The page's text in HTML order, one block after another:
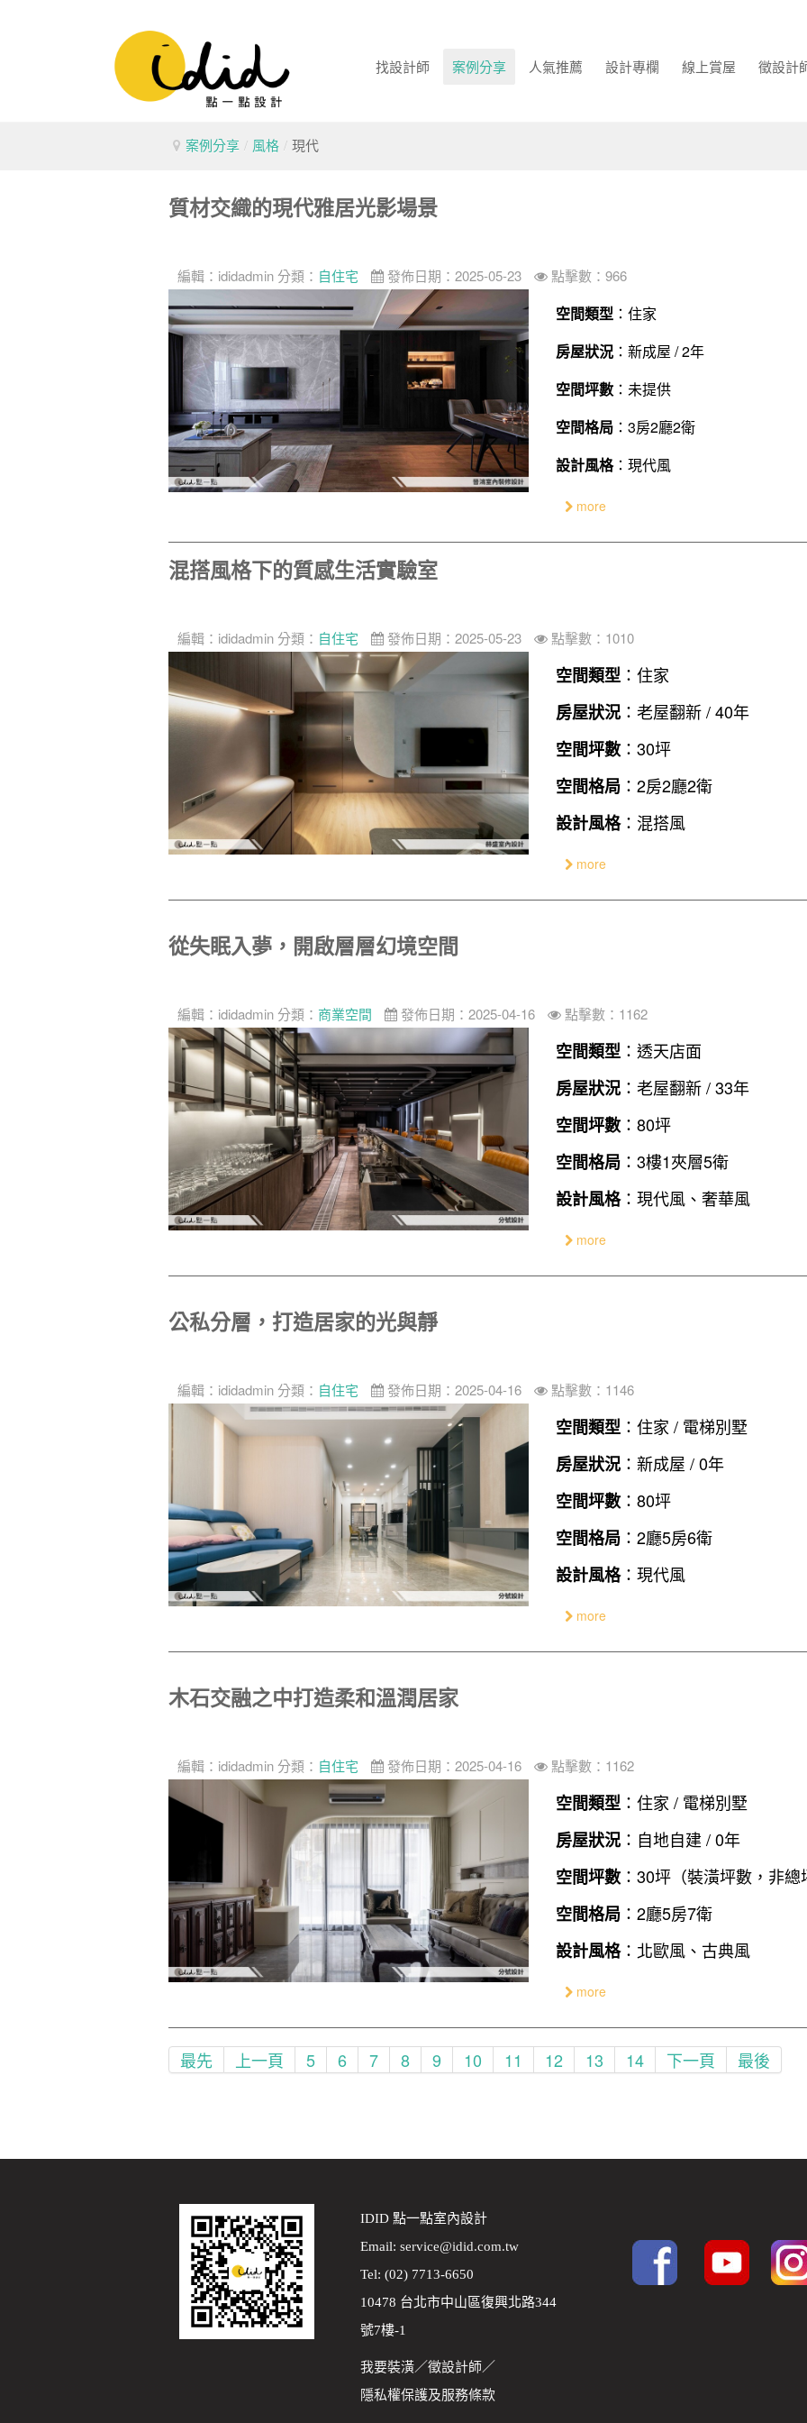
找設計師 案例分享 人氣推薦 設計專欄 線上賞屋 徵設計
案例分享 / 風格 / 現代
質材交織的現代雅居光影場景
編輯： ididadmin 分類： 自住宅 發佈日期：2025-05-23 點擊數：966
空間類型 ：住家
房屋狀況 ：新成屋 / 2年
空間坪數 ：未提供
空間格局 ：3房2廳2衛
設計風格：現代風
more
混搭風格下的質感生活實驗室
編輯： ididadmin 分類： 自住宅 發佈日期：2025-05-23 點擊數：1010
空間類型 ：住家
房屋狀況 ：老屋翻新 / 40年
空間坪數 ：30坪
空間格局 ：2房2廳2衛
設計風格：混搭風
more
從失眠入夢，開啟層層幻境空間
編輯： ididadmin 分類： 商業空間 發佈日期：2025-04-16 點擊數：1162
空間類型 ：透天店面
房屋狀況 ：老屋翻新 / 33年
空間坪數 ：80坪
空間格局 ：3樓1夾層5衛
設計風格：現代風、奢華風
more
公私分層，打造居家的光與靜
編輯： ididadmin 分類： 自住宅 發佈日期：2025-04-16 點擊數：1146
空間類型 ：住家 / 電梯別墅
房屋狀況 ：新成屋 / 0年
空間坪數 ：80坪
空間格局 ：2廳5房6衛
設計風格：現代風
more
木石交融之中打造柔和溫潤居家
編輯： ididadmin 分類： 自住宅 發佈日期：2025-04-16 點擊數：1162
空間類型 ：住家 / 電梯別墅
房屋狀況 ：自地自建 / 0年
空間坪數 ：30坪（裝潢坪數，非
空間格局 ：2廳5房7衛
設計風格：北歐風、古典風
more
最先 上一頁 5 6 7 8 9 10 11 12 13 14 下一頁 最後
IDID 點一點室內設計
Email: service@idid.com.tw
Tel: (02) 7713-6650
10478 台北市中山區復興北路344
號7樓-1
我要裝潢／徵設計師／
隱私權保護及服務條款